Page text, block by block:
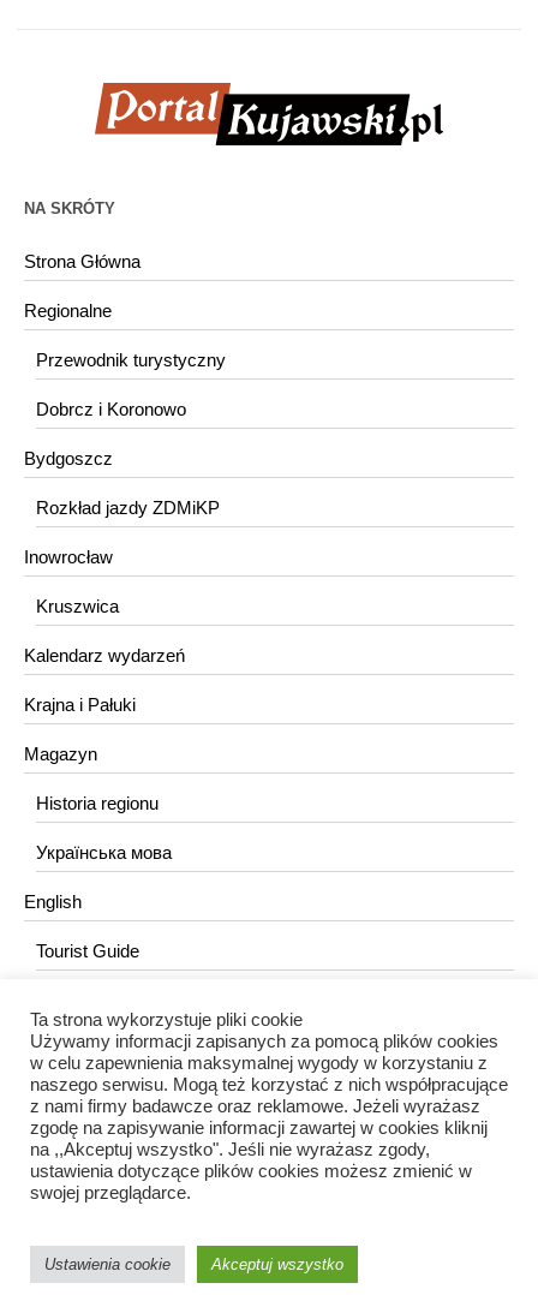
NA SKRÓTY
Strona Główna
Regionalne
Przewodnik turystyczny
Dobrcz i Koronowo
Bydgoszcz
Rozkład jazdy ZDMiKP
Inowrocław
Kruszwica
Kalendarz wydarzeń
Krajna i Pałuki
Magazyn
Historia regionu
Українська мова
English
Tourist Guide
KONTAKT
redakcja@portalkujawski.pl
Redakcja
Ta strona wykorzystuje pliki cookie
Używamy informacji zapisanych za pomocą plików cookies
w celu zapewnienia maksymalnej wygody w korzystaniu z
naszego serwisu. Mogą też korzystać z nich współpracujące
z nami firmy badawcze oraz reklamowe. Jeżeli wyrażasz
zgodę na zapisywanie informacji zawartej w cookies kliknij
na ,,Akceptuj wszystko". Jeśli nie wyrażasz zgody,
ustawienia dotyczące plików cookies możesz zmienić w
swojej przeglądarce.
Ustawienia cookie Akceptuj wszystko